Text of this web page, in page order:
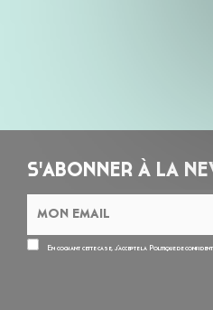
S'ABONNER À LA
En cochant cette case, j’accepte la Politique de